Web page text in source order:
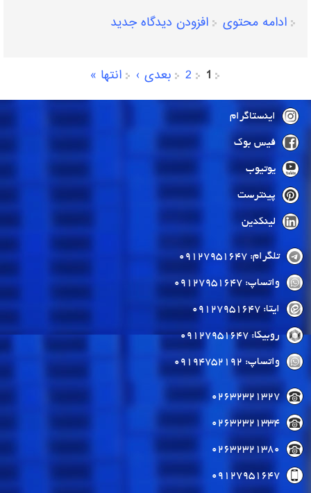
ادامه محتوی
افزودن دیدگاه جدید
صفحه‌ها
1
2 بعدی › انتها »
اینستاگرام
فیس بوک
یوتیوب
پینترست
لینکدین
تلگرام: 09127951647
واتساپ: 09127951647
ایتا: 09127951647
روبیکا: 09127951647
واتساپ: 09194752192
02632321327
02632321334
02632321380
09127951647